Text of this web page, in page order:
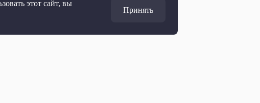
этот сайт, вы
Принять